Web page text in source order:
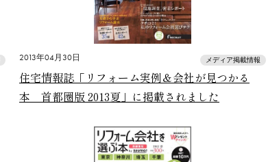
2013年04月30日 メディア掲載情報
住宅情報誌「リフォーム実例＆会社が見つかる
本 首都圏版 2013夏」に掲載されました